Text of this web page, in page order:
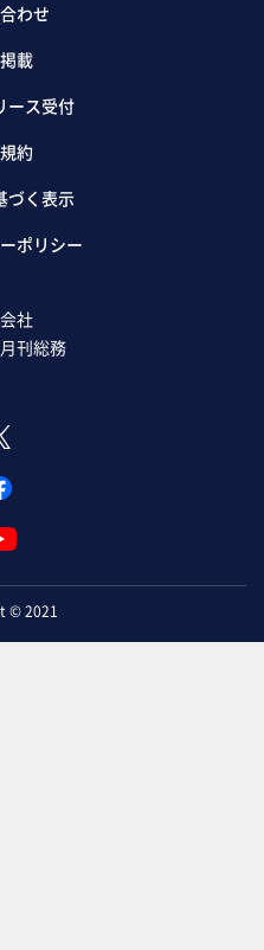
わせ
載
ース受付
約
づく表示
ポリシー
社
刊総務
© 2021